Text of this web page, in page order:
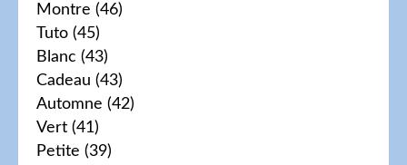
Montre (46)
Tuto (45)
Blanc (43)
Cadeau (43)
Automne (42)
Vert (41)
Petite (39)